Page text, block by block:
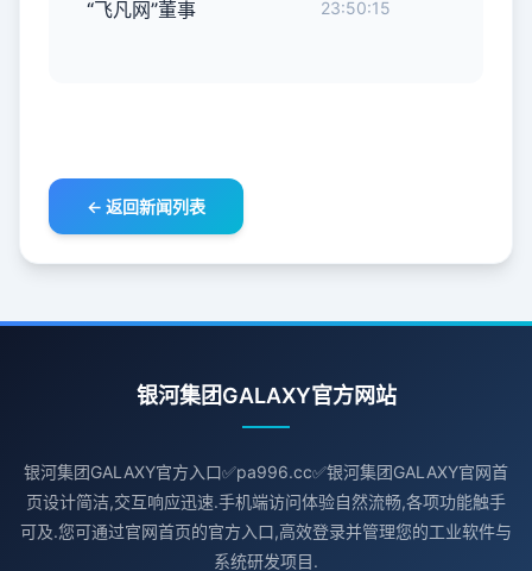
“飞凡网”董事
23:50:15
← 返回新闻列表
银河集团GALAXY官方网站
银河集团GALAXY官方入口✅pa996.cc✅银河集团GALAXY官网首
页设计简洁,交互响应迅速.手机端访问体验自然流畅,各项功能触手
可及.您可通过官网首页的官方入口,高效登录并管理您的工业软件与
系统研发项目.